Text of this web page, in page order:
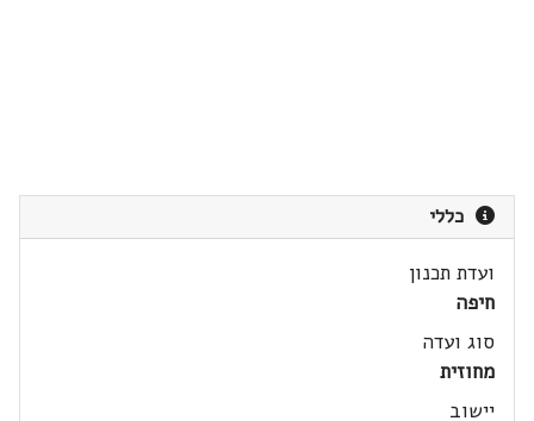
כללי
ועדת תכנון
חיפה
סוג ועדה
מחוזית
יישוב